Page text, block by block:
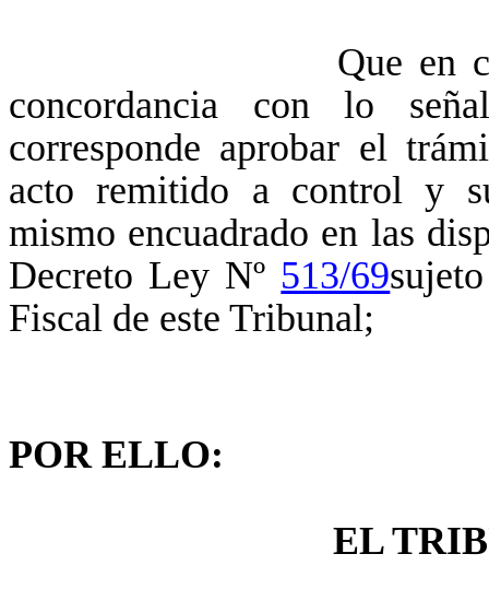
Que en
concordancia con lo
corresponde aprobar el
acto remitido a control y
mismo encuadrado en las
Decreto Ley Nº 513/69
Fiscal de este Tribunal;
POR ELLO:
EL